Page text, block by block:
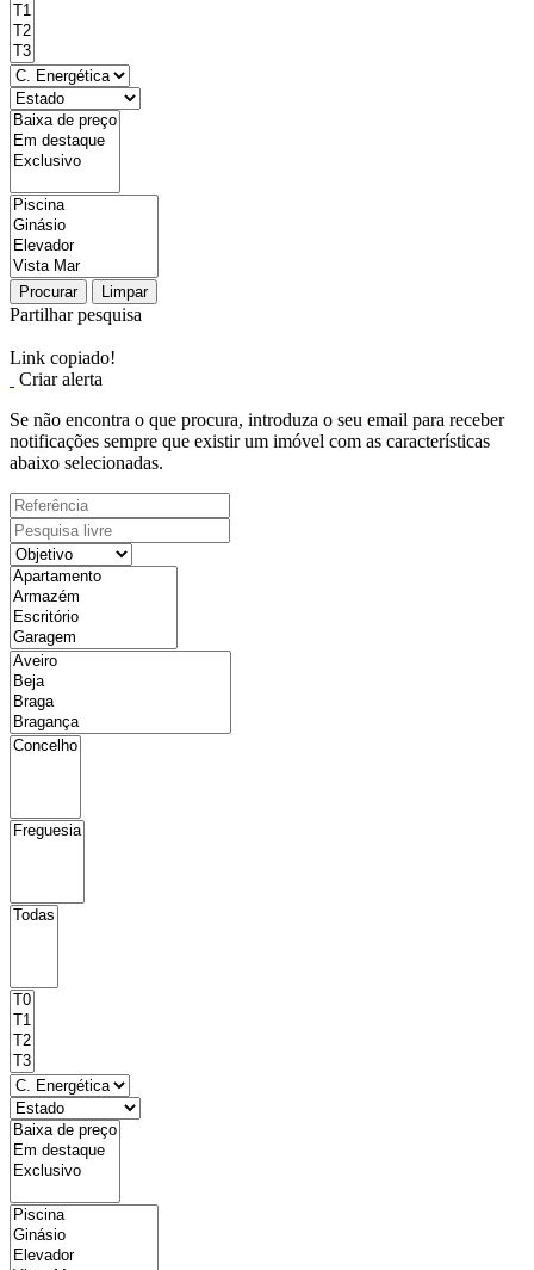
Procurar Limpar
Partilhar pesquisa
Link copiado!
Criar alerta
Se não encontra o que procura, introduza o seu email para receber
notificações sempre que existir um imóvel com as características
abaixo selecionadas.